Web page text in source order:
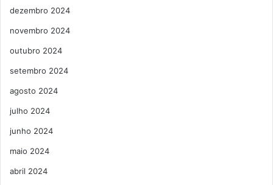
dezembro 2024
novembro 2024
outubro 2024
setembro 2024
agosto 2024
julho 2024
junho 2024
maio 2024
abril 2024